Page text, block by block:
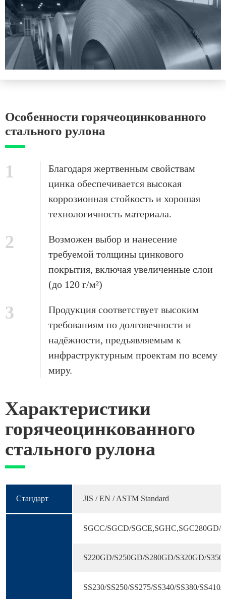
Особенности горячеоцинкованного
стального рулона
1
Благодаря жертвенным свойствам
цинка обеспечивается высокая
коррозионная стойкость и хорошая
технологичность материала.
2
Возможен выбор и нанесение
требуемой толщины цинкового
покрытия, включая увеличенные слои
(до 120 г/м²)
3
Продукция соответствует высоким
требованиям по долговечности и
надёжности, предъявляемым к
инфраструктурным проектам по всему
миру.
Характеристики
горячеоцинкованного
стального рулона
Стандарт JIS / EN / ASTM Standard
SGCC/SGCD/SGCE,SGHC,SGC280GD/
S220GD/S250GD/S280GD/S320GD/
SS230/SS250/SS275/SS340/SS380/SS410/